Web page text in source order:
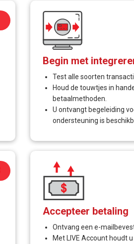
Begin met
Test alle soorten
Houd de touwtjes in
betaalmethoden.
U ontvangt begeleiding
ondersteuning is
Accepteer betaling
Ontvang een e-
Met LIVE Account houdt